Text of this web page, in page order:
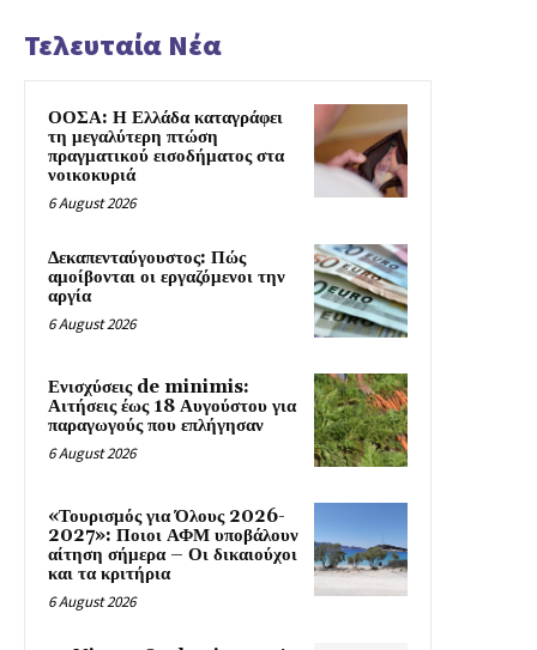
Τελευταία Νέα
ΟΟΣΑ: Η Ελλάδα καταγράφει
τη μεγαλύτερη πτώση
πραγματικού εισοδήματος στα
νοικοκυριά
6 August 2026
Δεκαπενταύγουστος: Πώς
αμοίβονται οι εργαζόμενοι την
αργία
6 August 2026
Ενισχύσεις de minimis:
Αιτήσεις έως 18 Αυγούστου για
παραγωγούς που επλήγησαν
6 August 2026
«Τουρισμός για Όλους 2026-
2027»: Ποιοι ΑΦΜ υποβάλουν
αίτηση σήμερα – Οι δικαιούχοι
και τα κριτήρια
6 August 2026